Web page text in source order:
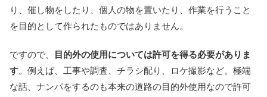
り、催し物をしたり、個人の物を置いたり、作業を行うこと
を目的として作られたものではありません。
ですので、
目的外の使用については許可を得る必要がありま
す。例えば、工事や調査、チラシ配り、ロケ撮影など。極端
な話、ナンパをするのも本来の道路の目的外使用なので許可